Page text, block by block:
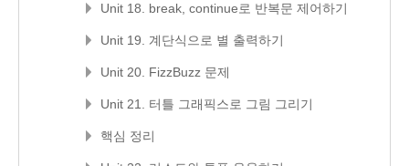
Unit 18. break, continue로 반복문 제어하기
Unit 19. 계단식으로 별 출력하기
Unit 20. FizzBuzz 문제
Unit 21. 터틀 그래픽스로 그림 그리기
핵심 정리